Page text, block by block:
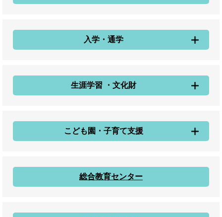
入学・通学
生涯学習 ・文化財
こども園・子育て支援
総合教育センター